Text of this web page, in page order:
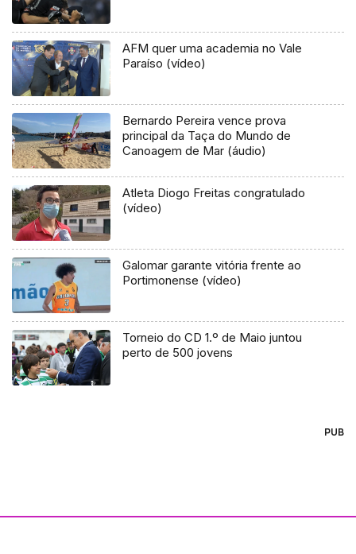
AFM quer uma academia no Vale
Paraíso (vídeo)
Bernardo Pereira vence prova
principal da Taça do Mundo de
Canoagem de Mar (áudio)
Atleta Diogo Freitas congratulado
(vídeo)
Galomar garante vitória frente ao
Portimonense (vídeo)
Torneio do CD 1.º de Maio juntou
perto de 500 jovens
PUB